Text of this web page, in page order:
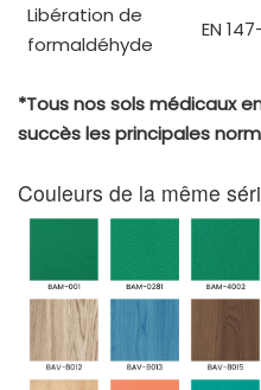
Libération de
formaldéhyde
EN
*Tous nos sols médicaux
succès les principales
Couleurs de la même